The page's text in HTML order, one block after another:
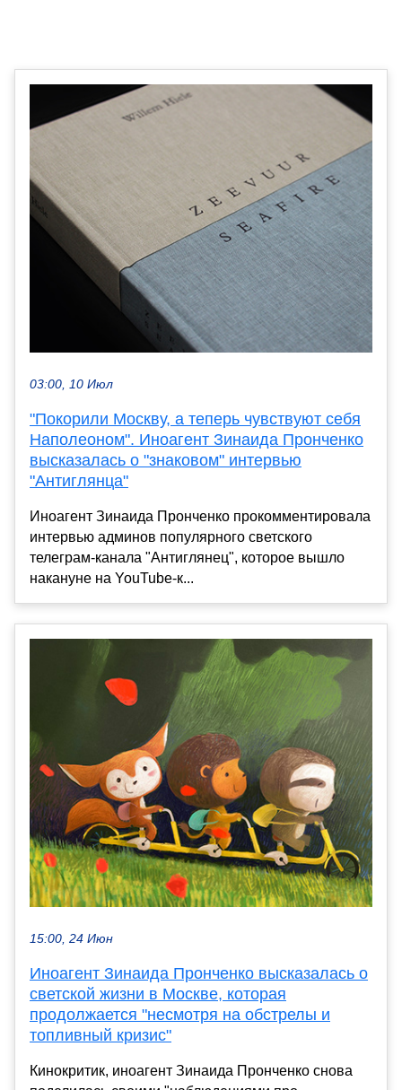
03:00, 10 Июл
"Покорили Москву, а теперь чувствуют себя
Наполеоном". Иноагент Зинаида Пронченко
высказалась о "знаковом" интервью
"Антиглянца"
Иноагент Зинаида Пронченко прокомментировала
интервью админов популярного светского
телеграм-канала "Антиглянец", которое вышло
накануне на YouTube-к...
15:00, 24 Июн
Иноагент Зинаида Пронченко высказалась о
светской жизни в Москве, которая
продолжается "несмотря на обстрелы и
топливный кризис"
Кинокритик, иноагент Зинаида Пронченко снова